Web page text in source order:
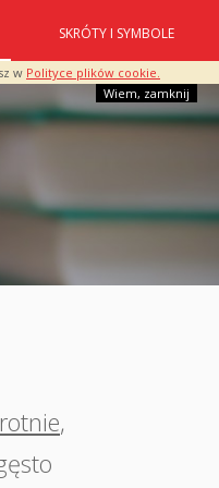
w Polityce plików cookie.
Wiem, zamknij
SKRÓTY I SYMBOLE
,